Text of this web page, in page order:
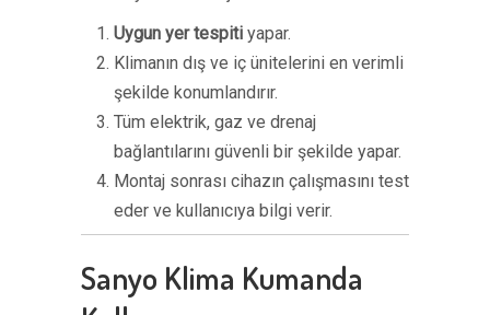
Uygun yer tespiti yapar.
Klimanın dış ve iç ünitelerini en verimli
şekilde konumlandırır.
Tüm elektrik, gaz ve drenaj
bağlantılarını güvenli bir şekilde yapar.
Montaj sonrası cihazın çalışmasını test
eder ve kullanıcıya bilgi verir.
Sanyo Klima Kumanda